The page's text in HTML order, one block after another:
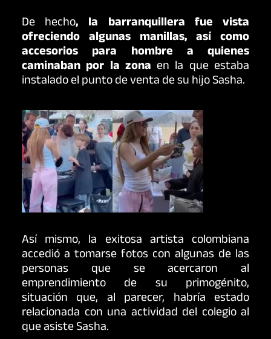
De hecho, la barranquillera fue vista
ofreciendo algunas manillas, así como
accesorios para hombre a quienes
caminaban por la zona en la que estaba
instalado el punto de venta de su hijo Sasha.
Así mismo, la exitosa artista colombiana
accedió a tomarse fotos con algunas de las
personas que se acercaron al
emprendimiento de su primogénito,
situación que, al parecer, habría estado
relacionada con una actividad del colegio al
que asiste Sasha.